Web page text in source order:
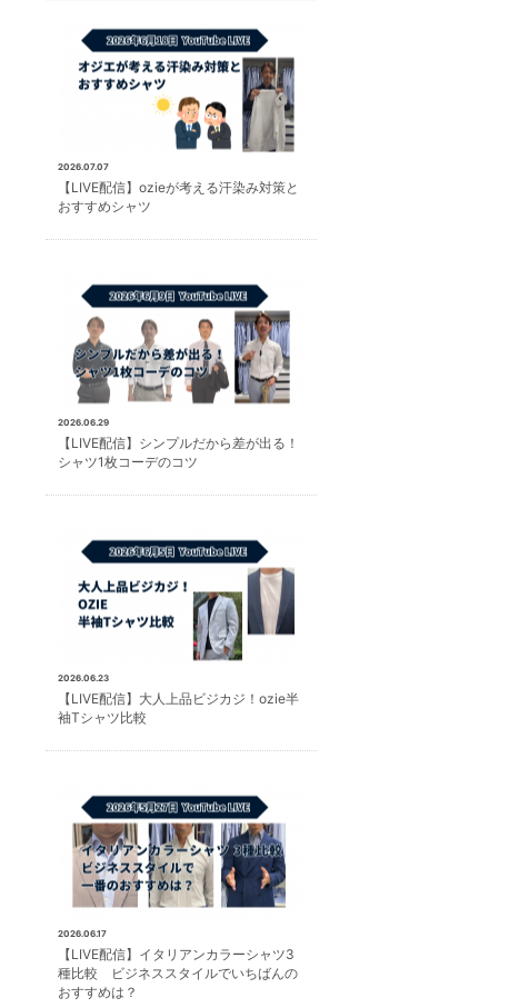
2026.07.07
【LIVE配信】ozieが考える汗染み対策と
おすすめシャツ
2026.06.29
【LIVE配信】シンプルだから差が出る！
シャツ1枚コーデのコツ
2026.06.23
【LIVE配信】大人上品ビジカジ！ozie半
袖Tシャツ比較
2026.06.17
【LIVE配信】イタリアンカラーシャツ3
種比較 ビジネススタイルでいちばんの
おすすめは？